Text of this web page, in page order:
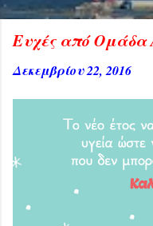
Ευχές από Ομάδα
Δεκεμβρίου 22, 2016